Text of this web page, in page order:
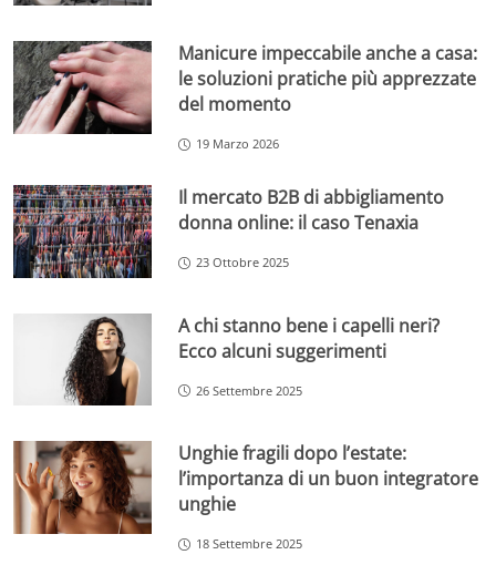
Manicure impeccabile anche a casa:
le soluzioni pratiche più apprezzate
del momento
19 Marzo 2026
Il mercato B2B di abbigliamento
donna online: il caso Tenaxia
23 Ottobre 2025
A chi stanno bene i capelli neri?
Ecco alcuni suggerimenti
26 Settembre 2025
Unghie fragili dopo l’estate:
l’importanza di un buon integratore
unghie
18 Settembre 2025